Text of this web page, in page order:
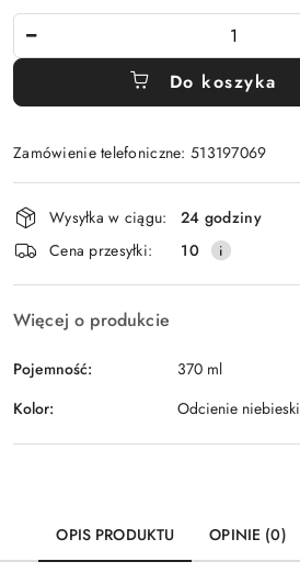
Do koszyka
Zamówienie telefoniczne: 513197069
Dostępność
i
dostawa
Wysyłka w ciągu:
24 godziny
Cena przesyłki:
10
Więcej o produkcie
Pojemność:
370 ml
Kolor:
Odcienie
OPIS PRODUKTU OPINIE (0)